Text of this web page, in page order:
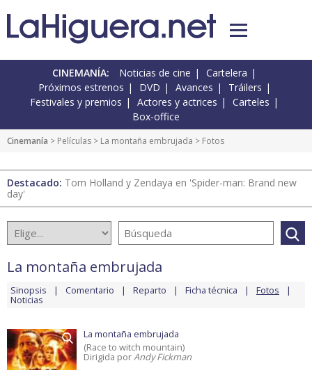
CINEMANÍA: Noticias de cine
Cartelera
Próximos estrenos
DVD Avances
Tráilers
Festivales y premios
Actores y actrices
Carteles
Box-office
Cinemanía > Películas > La montaña embrujada > Fotos
Destacado: Tom Holland y Zendaya en 'Spider-man: Brand new
day'
La montaña embrujada
Sinopsis Comentario Reparto Ficha técnica Fotos
Noticias
La montaña embrujada
(Race to witch mountain)
Dirigida porAndy Fickman